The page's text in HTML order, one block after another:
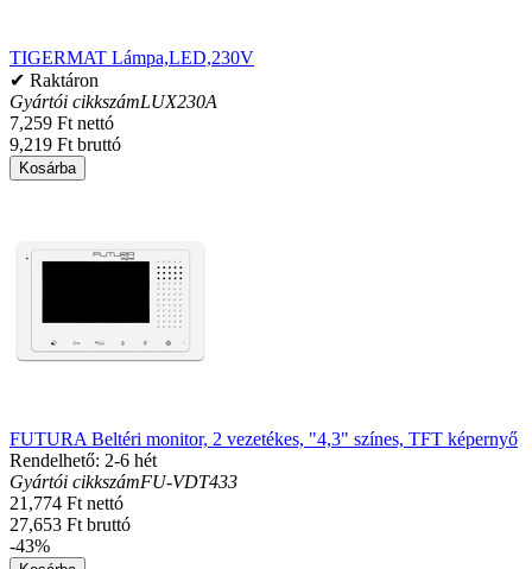
TIGERMAT Lámpa,LED,230V
✔ Raktáron
Gyártói cikkszámLUX230A
7,259 Ft nettó
9,219 Ft bruttó
Kosárba
FUTURA Beltéri monitor, 2 vezetékes, "4,3" színes, TFT képernyő
Rendelhető: 2-6 hét
Gyártói cikkszámFU-VDT433
21,774 Ft nettó
27,653 Ft bruttó
-43%